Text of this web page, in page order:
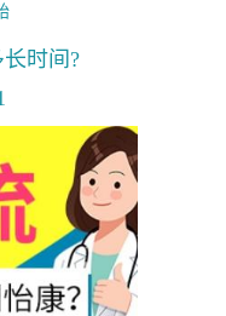
时间?